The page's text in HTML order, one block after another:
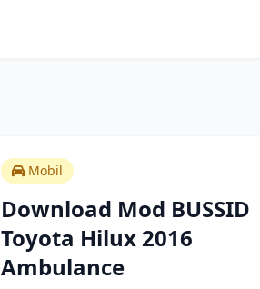
Mobil
Download Mod BUSSID
Toyota Hilux 2016
Ambulance